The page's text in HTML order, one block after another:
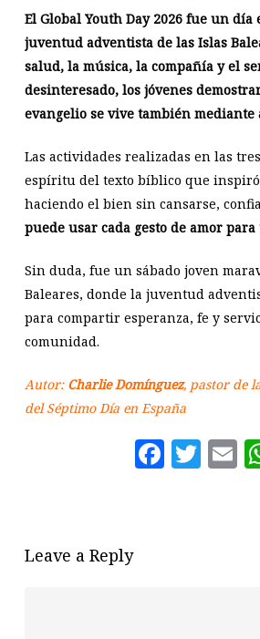
El Global Youth Day 2026 fue un día
juventud adventista de las Islas
salud, la música, la compañía y el
desinteresado, los jóvenes
evangelio se vive también mediante
Las actividades realizadas en las
espíritu del texto bíblico que
haciendo el bien sin cansarse,
puede usar cada gesto de amor para
Sin duda, fue un sábado joven
Baleares, donde la juventud
para compartir esperanza, fe y
comunidad.
Autor: Charlie Domínguez, pastor de
del Séptimo Día en España
Leave a Reply